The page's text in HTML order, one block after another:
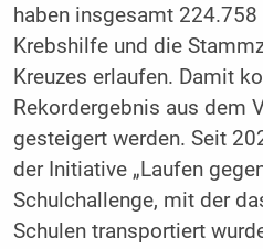
haben insgesamt 224.758
Krebshilfe und die
Kreuzes erlaufen. Damit
Rekordergebnis aus dem
gesteigert werden. Seit
der Initiative „Laufen
Schulchallenge, mit der
Schulen transportiert